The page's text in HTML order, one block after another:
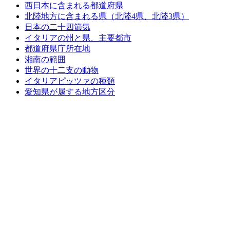
西日本に含まれる都道府県
北陸地方に含まれる県（北陸4県、北陸3県）
日本の二十四節気
イタリアの州と県、主要都市
都道府県庁所在地
湘南の範囲
世界の十二支の動物
イタリアピッツァの種類
愛知県が属する地方区分